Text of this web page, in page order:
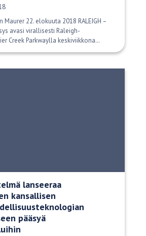
22. elokuuta 2018 RALEIGH –
avasi virallisesti Raleigh-
Creek Parkwaylla keskiviikkona…
lanseeraa
kansallisen
pääsyä